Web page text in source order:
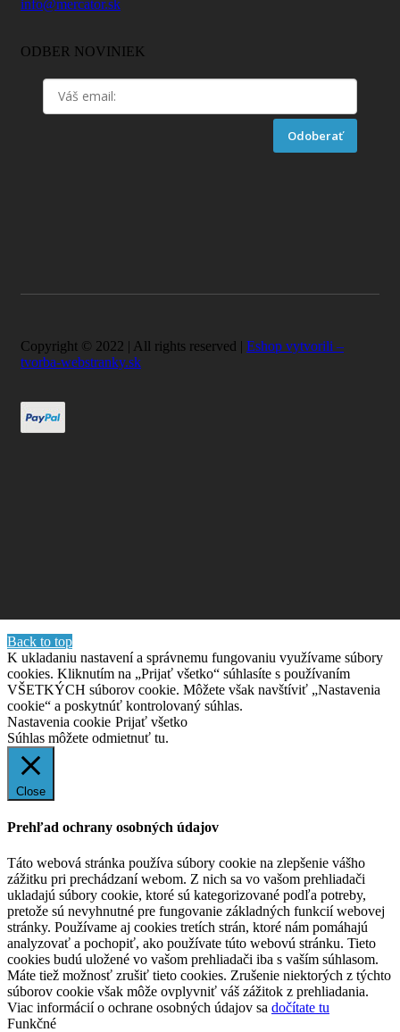
info@mercator.sk
ODBER NOVINIEK
Odoberať
Copyright © 2022 | All rights reserved | Eshop vytvorili –
tvorba-webstranky.sk
Back to top
K ukladaniu nastavení a správnemu fungovaniu využívame súbory
cookies. Kliknutím na „Prijať všetko“ súhlasíte s používaním
VŠETKÝCH súborov cookie. Môžete však navštíviť „Nastavenia
cookie“ a poskytnúť kontrolovaný súhlas.
Nastavenia cookie Prijať všetko
Súhlas môžete odmietnuť tu.
Close
Prehľad ochrany osobných údajov
Táto webová stránka používa súbory cookie na zlepšenie vášho
zážitku pri prechádzaní webom. Z nich sa vo vašom prehliadači
ukladajú súbory cookie, ktoré sú kategorizované podľa potreby,
pretože sú nevyhnutné pre fungovanie základných funkcií webovej
stránky. Používame aj cookies tretích strán, ktoré nám pomáhajú
analyzovať a pochopiť, ako používate túto webovú stránku. Tieto
cookies budú uložené vo vašom prehliadači iba s vaším súhlasom.
Máte tiež možnosť zrušiť tieto cookies. Zrušenie niektorých z týchto
súborov cookie však môže ovplyvniť váš zážitok z prehliadania.
Viac informácií o ochrane osobných údajov sa dočítate tu
Funkčné